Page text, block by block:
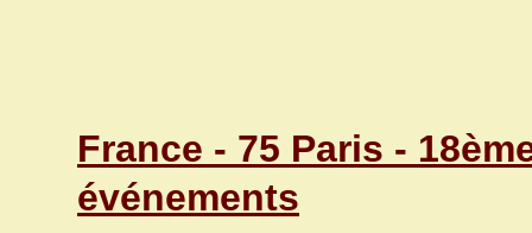
France - 75 Paris -
événements